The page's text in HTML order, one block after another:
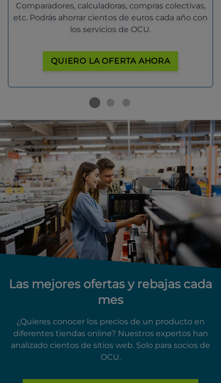
Comparadores, calculadoras, compras colectivas,
etc. Podrás ahorrar cientos de euros cada año con
los servicios de OCU.
QUIERO LA OFERTA AHORA
Las mejores ofertas y rebajas cada
mes
¿Quieres conocer los precios de un producto en
diferentes tiendas online? Nuestros expertos han
analizado cientos de sitios web. Solo para socios de
OCU.